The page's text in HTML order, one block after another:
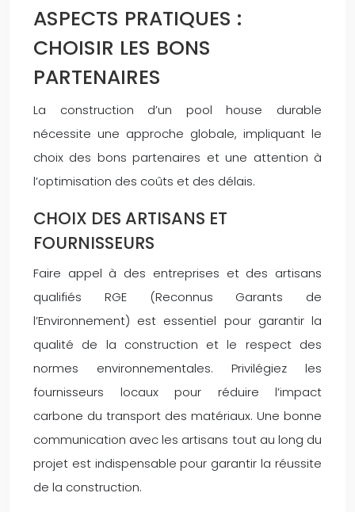
ASPECTS PRATIQUES :
CHOISIR LES BONS
PARTENAIRES
La construction d’un pool house durable
nécessite une approche globale, impliquant le
choix des bons partenaires et une attention à
l’optimisation des coûts et des délais.
CHOIX DES ARTISANS ET
FOURNISSEURS
Faire appel à des entreprises et des artisans
qualifiés RGE (Reconnus Garants de
l’Environnement) est essentiel pour garantir la
qualité de la construction et le respect des
normes environnementales. Privilégiez les
fournisseurs locaux pour réduire l’impact
carbone du transport des matériaux. Une bonne
communication avec les artisans tout au long du
projet est indispensable pour garantir la réussite
de la construction.